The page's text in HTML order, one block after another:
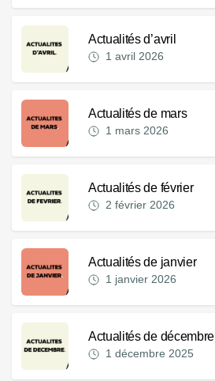
Actualités d’avril
1 avril 2026
Actualités de mars
1 mars 2026
Actualités de février
2 février 2026
Actualités de janvier
1 janvier 2026
Actualités de décembre
1 décembre 2025